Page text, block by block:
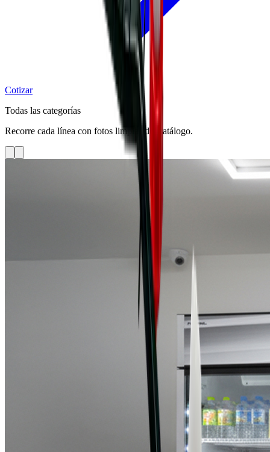
Cotizar
Todas las categorías
Recorre cada línea con fotos limpias del catálogo.